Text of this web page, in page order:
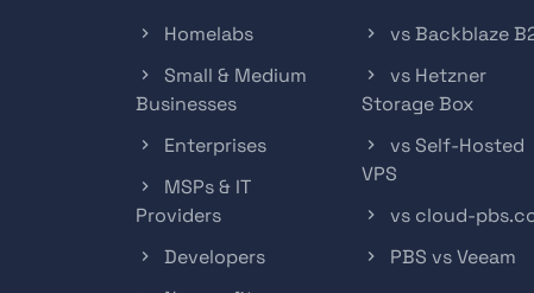
Homelabs
Small & Medium
Businesses
Enterprises
MSPs & IT
Providers
Developers
vs Backblaze
vs Hetzner
Storage Box
vs Self-Hosted
VPS
vs cloud-
PBS vs Veeam